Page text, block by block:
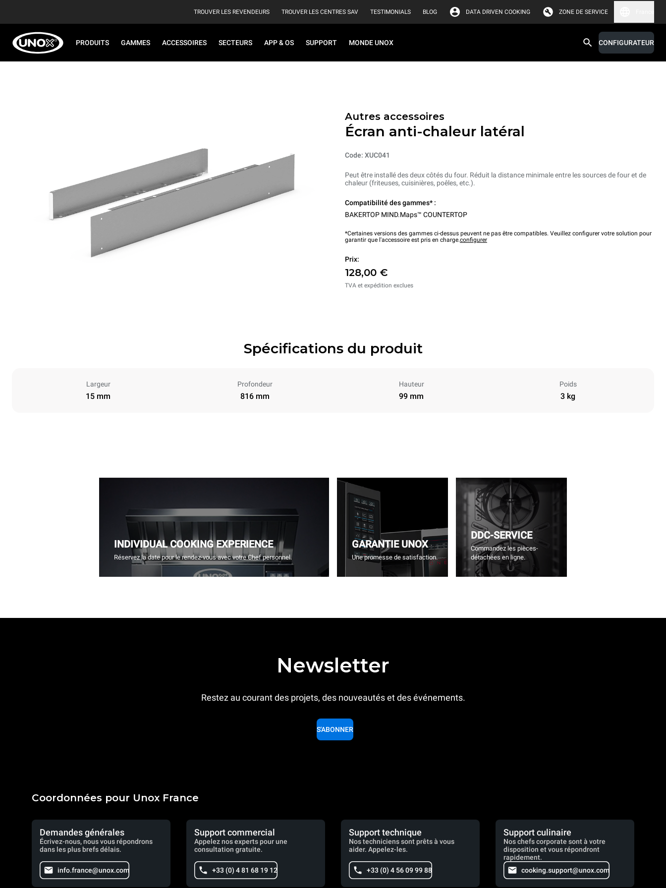
TROUVER LES REVENDEURS TROUVER LES CENTRES SAV TESTIMONIALS BLOG DATA DRIVEN COOKING ZONE DE SERVICE
PRODUITS GAMMES ACCESSOIRES SECTEURS APP & OS SUPPORT MONDE UNOX CONFIGURATEUR
Autres accessoires
Écran anti-chaleur latéral
Code: XUC041
Peut être installé des deux côtés du four. Réduit la distance minimale entre les sources de four et de
chaleur (friteuses, cuisinières, poêles, etc.).
Compatibilité des gammes* :
BAKERTOP MIND.Maps™ COUNTERTOP
*Certaines versions des gammes ci-dessus peuvent ne pas être compatibles. Veuillez configurer votre solution pour
garantir que l'accessoire est pris en charge.configurer
Prix:
128,00 €
TVA et expédition exclues
Spécifications du produit
Largeur
15 mm
Profondeur
816 mm
Hauteur
99 mm
Poids
3 kg
INDIVIDUAL COOKING EXPERIENCE
Réservez la date pour le rendez-vous avec votre Chef personnel.
GARANTIE UNOX
Une promesse de satisfaction.
DDC-SERVICE
Commandez les pièces-
détachées en ligne.
Newsletter
Restez au courant des projets, des nouveautés et des événements.
S'ABONNER
Coordonnées pour Unox France
Demandes générales
Écrivez-nous, nous vous répondrons
dans les plus brefs délais.
info.france@unox.com
Support commercial
Appelez nos experts pour une
consultation gratuite.
+33 (0) 4 81 68 19 12
Support technique
Nos techniciens sont prêts à vous
aider. Appelez-les.
+33 (0) 4 56 09 99 88
Support culinaire
Nos chefs corporate sont à votre
disposition et vous répondront
rapidement.
cooking.support@unox.com